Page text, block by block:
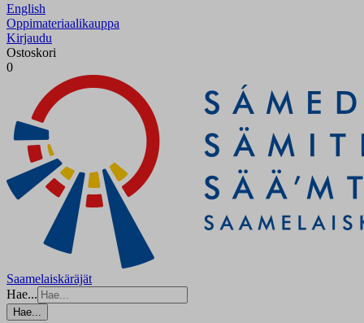
English
Oppimateriaalikauppa
Kirjaudu
Ostoskori
0
Saamelaiskäräjät
Hae...
Hae...